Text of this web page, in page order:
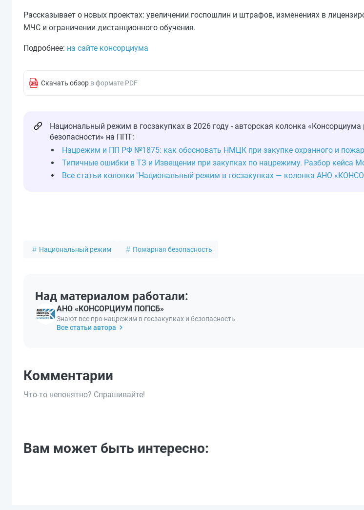
Рассказывает о новых проектах: увеличении госпошлин и штрафов, изменениях в
МЧС и ограничении дистанционного обучения.
Подробнее: на сайте консорциума
Скачать обзор в формате PDF
Национальный режим в госзакупках в 2026 году - авторская колонка «Консорциума
безопасности» на ППТ:
Нацрежим и ПП РФ №1875: как обосновать НМЦК при закупке охранного и
Типичные ошибки в ТЗ и Извещении при закупках по нацрежиму. Разбор кейса
Все статьи колонки "Национальный режим в госзакупках — колонка АНО
Национальный режим Пожарная безопасность
Над материалом работали:
АНО «КОНСОРЦИУМ ПОПСБ»
Знают все про нацрежим в госзакупках и безопасность
Все статьи автора
Комментарии
Что-то непонятно? Спрашивайте!
Вам может быть интересно: